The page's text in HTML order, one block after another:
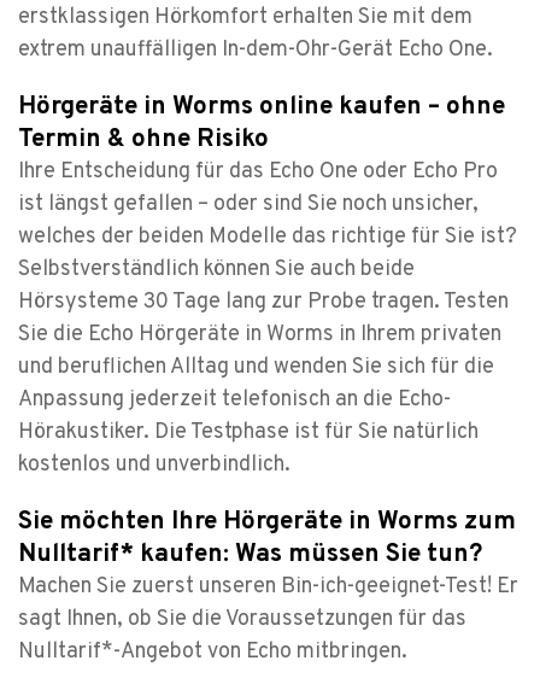
erstklassigen Hörkomfort erhalten Sie mit dem
extrem unauffälligen In-dem-Ohr-Gerät Echo One.
Hörgeräte in Worms online kaufen – ohne
Termin & ohne Risiko
Ihre Entscheidung für das Echo One oder Echo Pro
ist längst gefallen – oder sind Sie noch unsicher,
welches der beiden Modelle das richtige für Sie ist?
Selbstverständlich können Sie auch beide
Hörsysteme 30 Tage lang zur Probe tragen. Testen
Sie die Echo Hörgeräte in Worms in Ihrem privaten
und beruflichen Alltag und wenden Sie sich für die
Anpassung jederzeit telefonisch an die Echo-
Hörakustiker. Die Testphase ist für Sie natürlich
kostenlos und unverbindlich.
Sie möchten Ihre Hörgeräte in Worms zum
Nulltarif* kaufen: Was müssen Sie tun?
Machen Sie zuerst unseren Bin-ich-geeignet-Test! Er
sagt Ihnen, ob Sie die Voraussetzungen für das
Nulltarif*-Angebot von Echo mitbringen.